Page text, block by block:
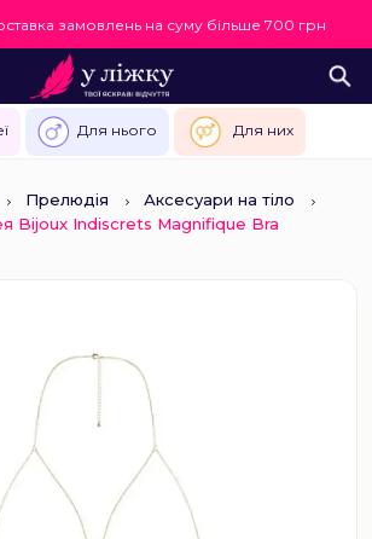
замовлень на суму більше 700 грн
Для нього Для них
Прелюдія
Аксесуари на тіло
Bijoux Indiscrets Magnifique Bra